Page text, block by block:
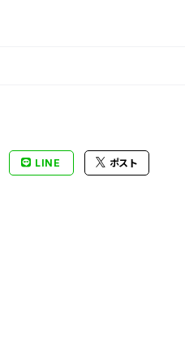
LINE ポスト